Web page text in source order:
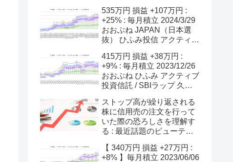
535万円 損益 +107万円 :
+25% : 毎月積立 2024/3/29
おおぶね JAPAN（日本選
抜） ひふみ投信 アクティブ
の指数は悪かった
415万円 損益 +38万円 :
+9% : 毎月積立 2023/12/26
おおぶね ひふみ アクティブ
投資信託 / SBIラップ 久々
ストップ高が繰り返される
株に信用売の注文を行って
いた際の恐ろしさを理解す
る : 最近話題のビューティ
【 340万円 損益 +27万円 :
+8% 】毎月積立 2023/06/06